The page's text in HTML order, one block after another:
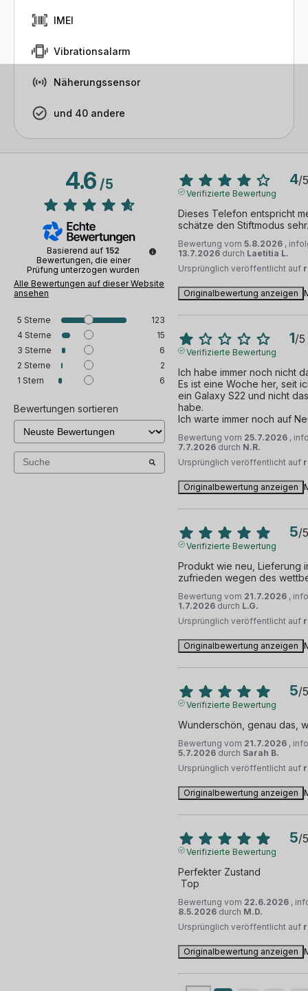
IMEI
Vibrationsalarm
Näherungssensor
und 40 andere
4.6/5
Basierend auf 152
Bewertungen, die einer
Prüfung unterzogen wurden
Alle Bewertungen auf dieser Website
ansehen
5 Sterne
123
4 Sterne
15
3 Sterne
6
2 Sterne
2
1 Stern 6
Bewertungen sortieren
4/5
Verifizierte Bewertung
Dieses Telefon entspricht
schätze den Stiftmodus sehr.
Bewertung vom 5.8.2026 ,
13.7.2026 durch Laetitia L.
Ursprünglich veröffentlicht auf
Originalbewertung anzeigen
1/5
Verifizierte Bewertung
Ich habe immer noch nicht
Es ist eine Woche her, seit
ein Galaxy S22 und nicht
habe.
Ich warte immer noch auf
Bewertung vom 25.7.2026 ,
7.7.2026 durch N.R.
Ursprünglich veröffentlicht auf
Originalbewertung anzeigen
5/5
Verifizierte Bewertung
Produkt wie neu, Lieferung
zufrieden wegen des
Bewertung vom 21.7.2026 ,
1.7.2026 durch L.G.
Ursprünglich veröffentlicht auf
Originalbewertung anzeigen
5/5
Verifizierte Bewertung
Wunderschön, genau das,
Bewertung vom 21.7.2026 ,
5.7.2026 durch Sarah B.
Ursprünglich veröffentlicht auf
Originalbewertung anzeigen
5/5
Verifizierte Bewertung
Perfekter Zustand
Top
Bewertung vom 22.6.2026 ,
8.5.2026 durch M.D.
Ursprünglich veröffentlicht auf
Originalbewertung anzeigen